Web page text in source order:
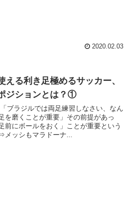
2020.02.03
る利き足極めるサッカー、
ジションとは？①
ブラジルでは両足練習しなさい、なん
を磨くことが重要」その前提があっ
前にボールをおく」ことが重要という
メッシもマラドーナ...